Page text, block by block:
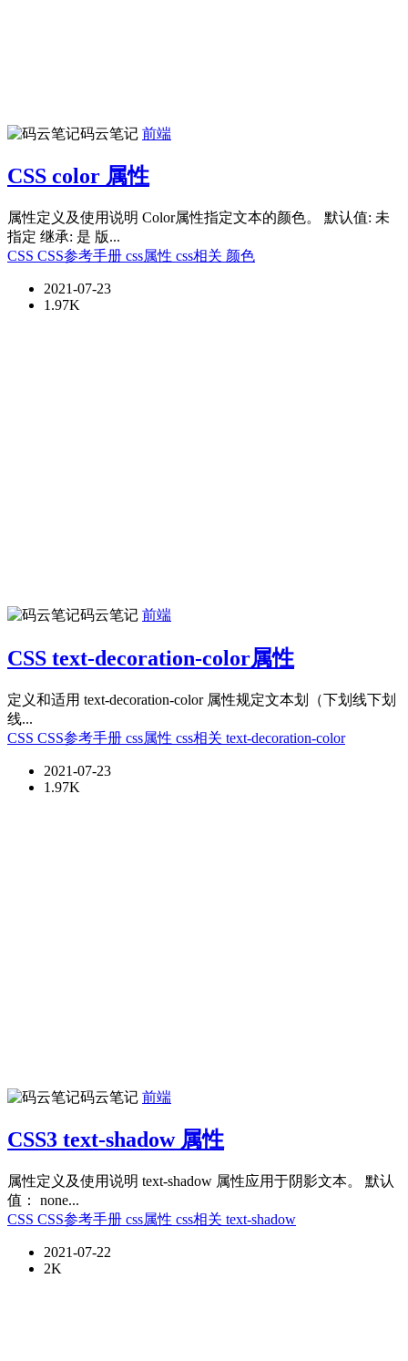
码云笔记 前端
CSS color 属性
属性定义及使用说明 Color属性指定文本的颜色。 默认值: 未
指定 继承: 是 版...
CSS CSS参考手册 css属性 css相关 颜色
2021-07-23
1.97K
码云笔记 前端
CSS text-decoration-color属性
定义和适用 text-decoration-color 属性规定文本划（下划线下划
线...
CSS CSS参考手册 css属性 css相关 text-decoration-color
2021-07-23
1.97K
码云笔记 前端
CSS3 text-shadow 属性
属性定义及使用说明 text-shadow 属性应用于阴影文本。 默认
值： none...
CSS CSS参考手册 css属性 css相关 text-shadow
2021-07-22
2K